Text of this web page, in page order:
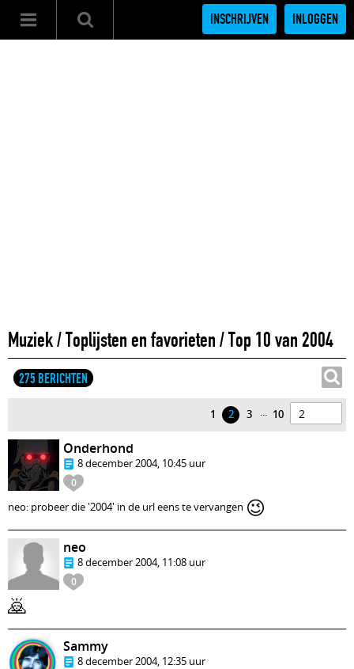
INSCHRIJVEN INLOGGEN
Muziek/Toplijsten en favorieten/Top 10 van 2004
275 BERICHTEN
1 2 3 ... 10
0
Onderhond
8 december 2004, 10:45 uur
neo: probeer die '2004' in de url eens te vervangen 😉
0
neo
8 december 2004, 11:08 uur
🙇
Sammy
8 december 2004, 12:35 uur